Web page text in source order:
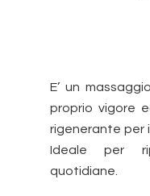
E’ un
proprio vigore
rigenerante per
Ideale per
quotidiane.